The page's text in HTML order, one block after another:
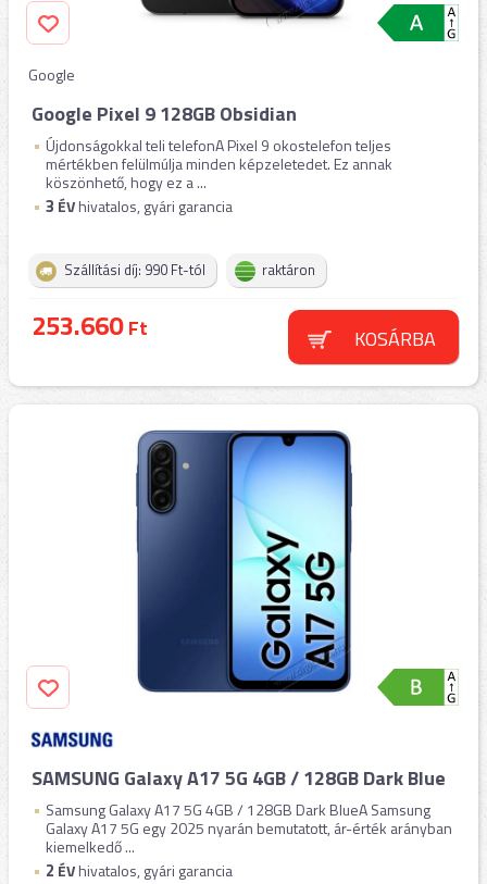
Google
Google Pixel 9 128GB Obsidian
Újdonságokkal teli telefonA Pixel 9 okostelefon teljes
mértékben felülmúlja minden képzeletedet. Ez annak
köszönhető, hogy ez a ...
3 ÉVhivatalos, gyári garancia
Szállítási díj: 990 Ft-tól raktáron
253.660Ft KOSÁRBA
SAMSUNG Galaxy A17 5G 4GB / 128GB Dark Blue
Samsung Galaxy A17 5G 4GB / 128GB Dark BlueA Samsung
Galaxy A17 5G egy 2025 nyarán bemutatott, ár-érték arányban
kiemelkedő ...
2 ÉVhivatalos, gyári garancia